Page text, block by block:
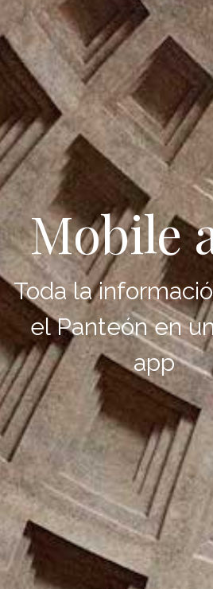
Mobile
Toda la
el Panteón en